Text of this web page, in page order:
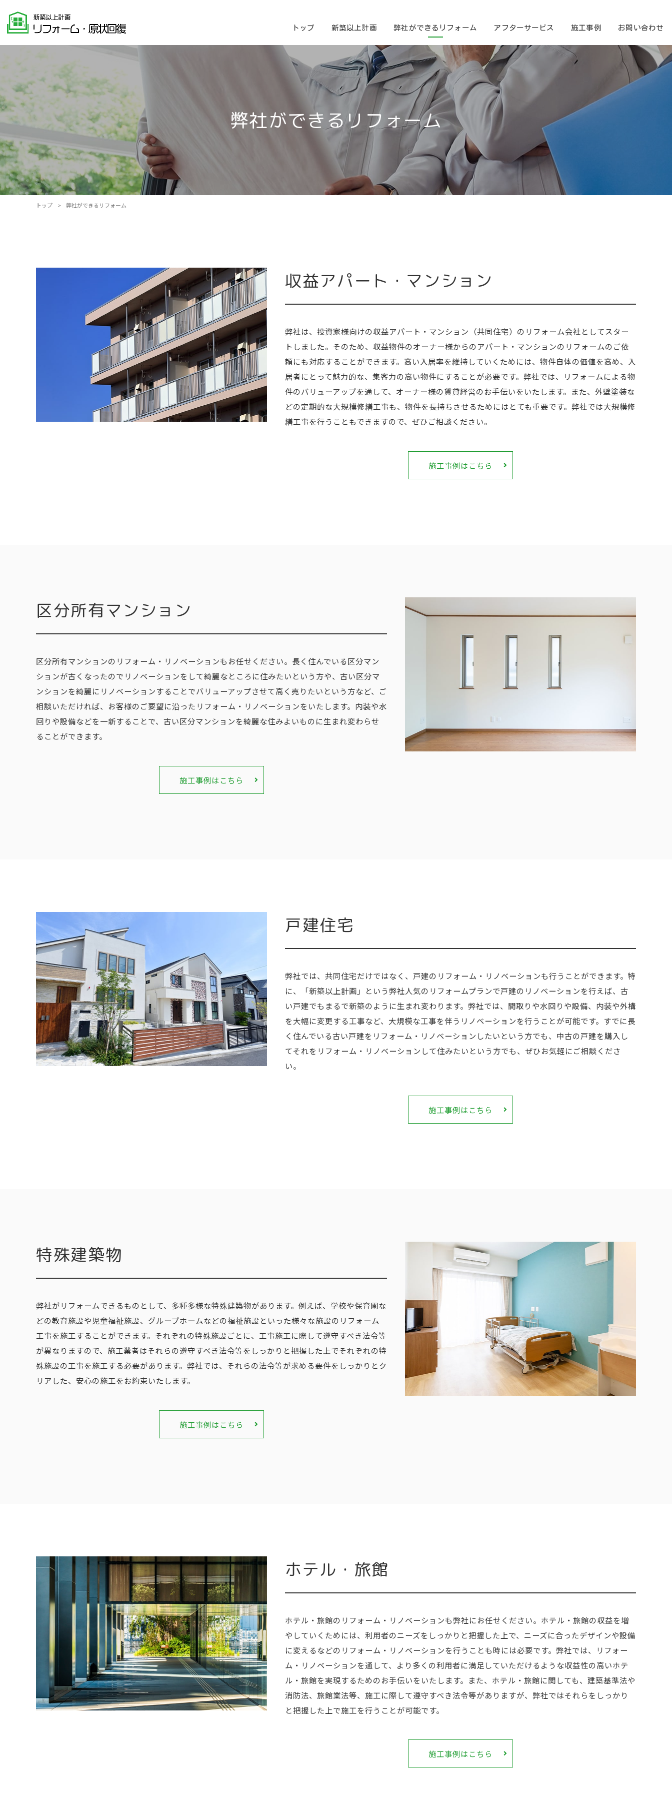
トップ 新築以上計画 弊社ができるリフォーム アフターサービス 施工事例 お問い合わせ
弊社ができるリフォーム
トップ > 弊社ができるリフォーム
収益アパート・マンション
弊社は、投資家様向けの収益アパート・マンション（共同住宅）のリフォーム会社としてスター
トしました。そのため、収益物件のオーナー様からのアパート・マンションのリフォームのご依
頼にも対応することができます。高い入居率を維持していくためには、物件自体の価値を高め、入
居者にとって魅力的な、集客力の高い物件にすることが必要です。弊社では、リフォームによる物
件のバリューアップを通して、オーナー様の賃貸経営のお手伝いをいたします。また、外壁塗装な
どの定期的な大規模修繕工事も、物件を長持ちさせるためにはとても重要です。弊社では大規模修
繕工事を行うこともできますので、ぜひご相談ください。
施工事例はこちら
区分所有マンション
区分所有マンションのリフォーム・リノベーションもお任せください。長く住んでいる区分マン
ションが古くなったのでリノベーションをして綺麗なところに住みたいという方や、古い区分マ
ンションを綺麗にリノベーションすることでバリューアップさせて高く売りたいという方など、ご
相談いただければ、お客様のご要望に沿ったリフォーム・リノベーションをいたします。内装や水
回りや設備などを一新することで、古い区分マンションを綺麗な住みよいものに生まれ変わらせ
ることができます。
施工事例はこちら
戸建住宅
弊社では、共同住宅だけではなく、戸建のリフォーム・リノベーションも行うことができます。特
に、「新築以上計画」という弊社人気のリフォームプランで戸建のリノベーションを行えば、古
い戸建でもまるで新築のように生まれ変わります。弊社では、間取りや水回りや設備、内装や外構
を大幅に変更する工事など、大規模な工事を伴うリノベーションを行うことが可能です。すでに長
く住んでいる古い戸建をリフォーム・リノベーションしたいという方でも、中古の戸建を購入し
てそれをリフォーム・リノベーションして住みたいという方でも、ぜひお気軽にご相談くださ
い。
施工事例はこちら
特殊建築物
弊社がリフォームできるものとして、多種多様な特殊建築物があります。例えば、学校や保育園な
どの教育施設や児童福祉施設、グループホームなどの福祉施設といった様々な施設のリフォーム
工事を施工することができます。それぞれの特殊施設ごとに、工事施工に際して遵守すべき法令等
が異なりますので、施工業者はそれらの遵守すべき法令等をしっかりと把握した上でそれぞれの特
殊施設の工事を施工する必要があります。弊社では、それらの法令等が求める要件をしっかりとク
リアした、安心の施工をお約束いたします。
施工事例はこちら
ホテル・旅館
ホテル・旅館のリフォーム・リノベーションも弊社にお任せください。ホテル・旅館の収益を増
やしていくためには、利用者のニーズをしっかりと把握した上で、ニーズに合ったデザインや設備
に変えるなどのリフォーム・リノベーションを行うことも時には必要です。弊社では、リフォー
ム・リノベーションを通して、より多くの利用者に満足していただけるような収益性の高いホテ
ル・旅館を実現するためのお手伝いをいたします。また、ホテル・旅館に関しても、建築基準法や
消防法、旅館業法等、施工に際して遵守すべき法令等がありますが、弊社ではそれらをしっかり
と把握した上で施工を行うことが可能です。
施工事例はこちら